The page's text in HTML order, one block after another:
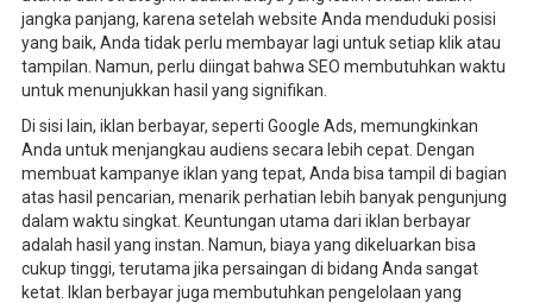
jangka panjang, karena setelah website Anda menduduki posisi
yang baik, Anda tidak perlu membayar lagi untuk setiap klik atau
tampilan. Namun, perlu diingat bahwa SEO membutuhkan waktu
untuk menunjukkan hasil yang signifikan.
Di sisi lain, iklan berbayar, seperti Google Ads, memungkinkan
Anda untuk menjangkau audiens secara lebih cepat. Dengan
membuat kampanye iklan yang tepat, Anda bisa tampil di bagian
atas hasil pencarian, menarik perhatian lebih banyak pengunjung
dalam waktu singkat. Keuntungan utama dari iklan berbayar
adalah hasil yang instan. Namun, biaya yang dikeluarkan bisa
cukup tinggi, terutama jika persaingan di bidang Anda sangat
ketat. Iklan berbayar juga membutuhkan pengelolaan yang